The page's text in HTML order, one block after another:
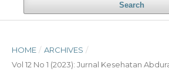
Search
HOME / ARCHIVES /
Vol 12 No 1 (2023): Jurnal Kesehatan